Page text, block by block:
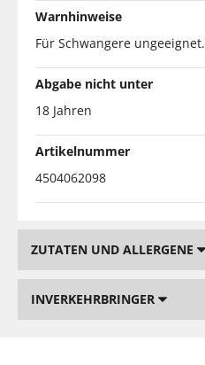
Warnhinweise
Für Schwangere ungeeignet.
Abgabe nicht unter
18 Jahren
Artikelnummer
4504062098
ZUTATEN UND ALLERGENE
INVERKEHRBRINGER